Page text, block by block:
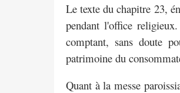
Le texte du chapitre 23,
pendant l'office
comptant, sans doute
patrimoine du
Quant à la messe